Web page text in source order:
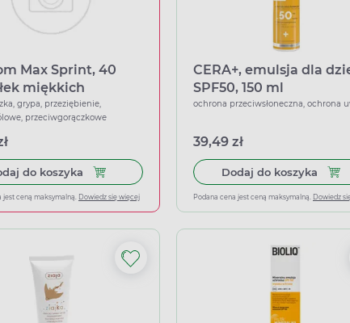
Max Sprint, 40
miękkich
grypa, przeziębienie,
przeciwgorączkowe
do koszyka Dodaj do koszyka Ibuprom Max Sprint, 40
jest ceną maksymalną. Dowiedz się więcej
CERA+, emulsja dla
SPF50, 150 ml
ochrona przeciwsłoneczna, ochrona
39,49 zł
Dodaj do koszyka
Podana cena jest ceną maksymalną. Dowiedz